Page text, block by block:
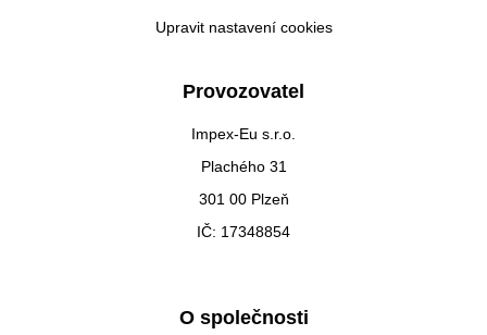
Upravit nastavení cookies
Provozovatel
Impex-Eu s.r.o.
Plachého 31
301 00 Plzeň
IČ: 17348854
O společnosti